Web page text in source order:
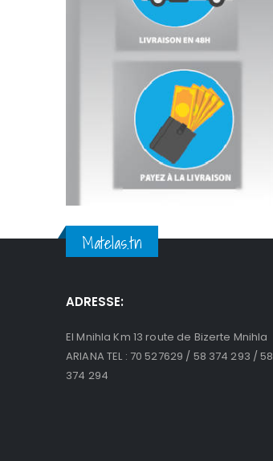
Matelas.tn
ADRESSE:
El Mnihla Km 13 route de Bizerte Mnihla
ARIANA TEL : 70 527629 / 58 374 293 / 58
374 294